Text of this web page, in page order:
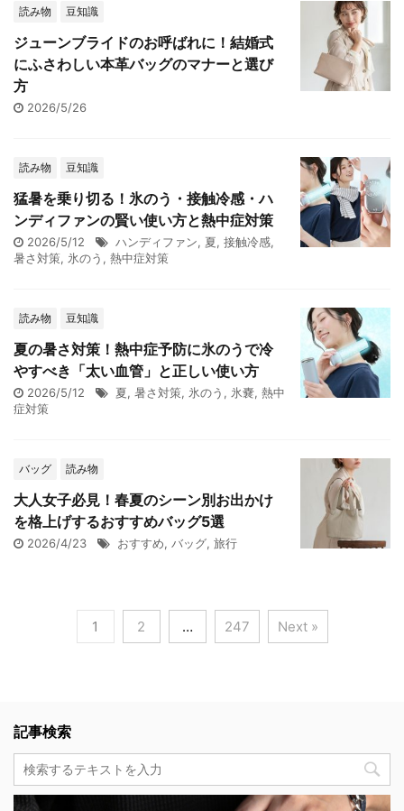
読み物 豆知識
ジューンブライドのお呼ばれに！結婚式
にふさわしい本革バッグのマナーと選び
方
2026/5/26
読み物 豆知識
猛暑を乗り切る！氷のう・接触冷感・ハ
ンディファンの賢い使い方と熱中症対策
2026/5/12 ハンディファン, 夏, 接触冷感,
暑さ対策, 氷のう , 熱中症対策
読み物 豆知識
夏の暑さ対策！熱中症予防に氷のうで冷
やすべき「太い血管」と正しい使い方
2026/5/12 夏, 暑さ対策, 氷のう , 氷嚢, 熱中
症対策
バッグ 読み物
大人女子必見！春夏のシーン別お出かけ
を格上げするおすすめバッグ5選
2026/4/23 おすすめ, バッグ, 旅行
1 2 … 247 Next »
記事検索